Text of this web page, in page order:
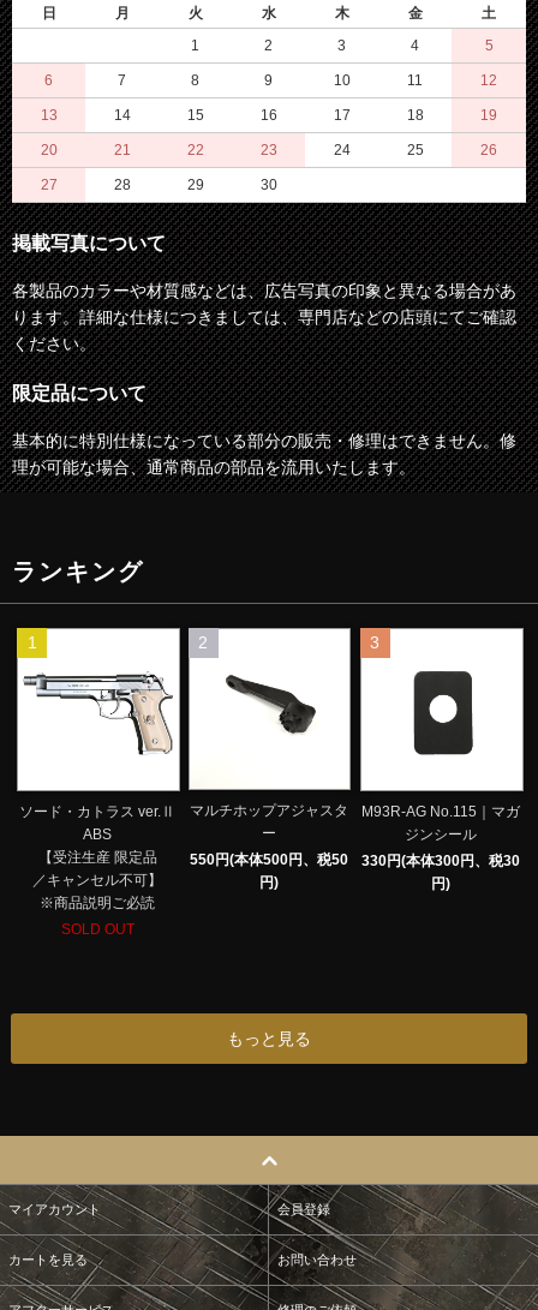
日 月 火 水 木 金
土
1
2 3 4 5
6 7 8 9 10 11 12
13 14 15 16 17 18 19
20 21 22 23 24 25 26
27 28 29 30
掲載写真について
各製品のカラーや材質感などは、広告写真の印象と異なる場合があ
ります。詳細な仕様につきましては、専門店などの店頭にてご確認
ください。
限定品について
基本的に特別仕様になっている部分の販売・修理はできません。修
理が可能な場合、通常商品の部品を流用いたします。
ランキング
1
ソード・カトラス ver.Ⅱ
ABS
【受注生産 限定品
／キャンセル不可】
※商品説明ご必読
SOLD OUT
2
マルチホップアジャスタ
ー
550円(本体500円、税50
円)
3
M93R-AG No.115｜マガ
ジンシール
330円(本体300円、税30
円)
もっと見る
マイアカウント 会員登録
カートを見る お問い合わせ